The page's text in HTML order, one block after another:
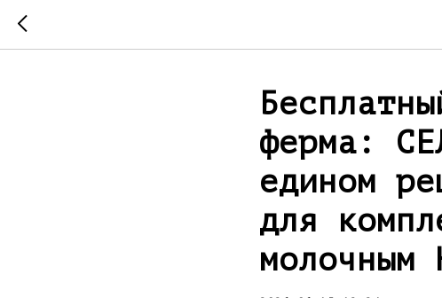
ферма:
едином
для
молочным